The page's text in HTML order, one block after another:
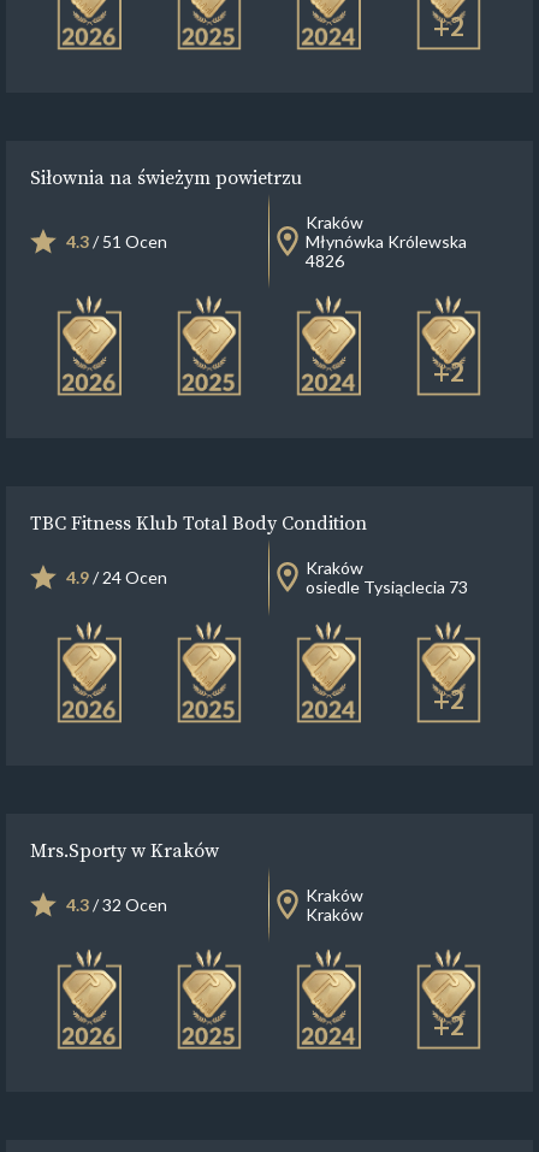
+2
Siłownia na świeżym powietrzu
4.3/ 51 Ocen
Kraków
Młynówka Królewska
4826
+2
TBC Fitness Klub Total Body Condition
4.9/ 24 Ocen
Kraków
osiedle Tysiąclecia 73
+2
Mrs.Sporty w Kraków
4.3/ 32 Ocen
Kraków
Kraków
+2